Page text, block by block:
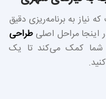
به برنامه‌ریزی دقیق
اینجا مراحل اصلی طراحی
شما کمک می‌کند تا یک